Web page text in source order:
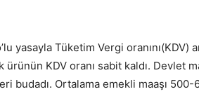
yasayla Tüketim Vergi oranını(KDV)
ürünün KDV oranı sabit kaldı. Devlet
budadı. Ortalama emekli maaşı 500-